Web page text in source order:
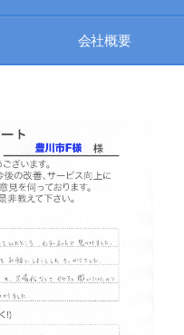
会社概要